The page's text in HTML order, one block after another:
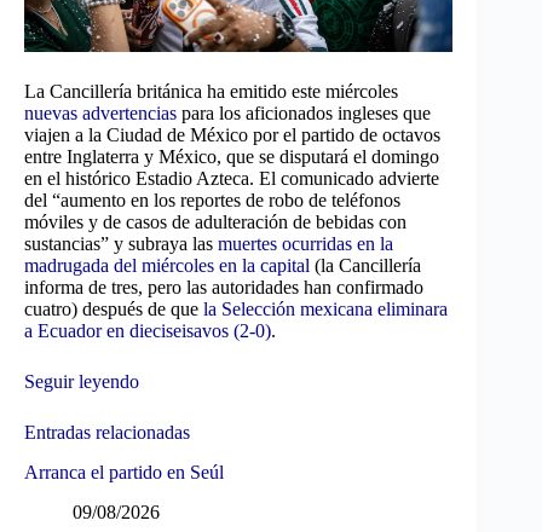
La Cancillería británica ha emitido este miércoles
nuevas advertencias para los aficionados ingleses que
viajen a la Ciudad de México por el partido de octavos
entre Inglaterra y México, que se disputará el domingo
en el histórico Estadio Azteca. El comunicado advierte
del “aumento en los reportes de robo de teléfonos
móviles y de casos de adulteración de bebidas con
sustancias” y subraya las muertes ocurridas en la
madrugada del miércoles en la capital (la Cancillería
informa de tres, pero las autoridades han confirmado
cuatro) después de que la Selección mexicana eliminara
a Ecuador en dieciseisavos (2-0).
Seguir leyendo
Entradas relacionadas
Arranca el partido en Seúl
09/08/2026